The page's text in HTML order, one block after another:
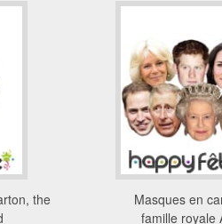
the
Masques en
famille royale